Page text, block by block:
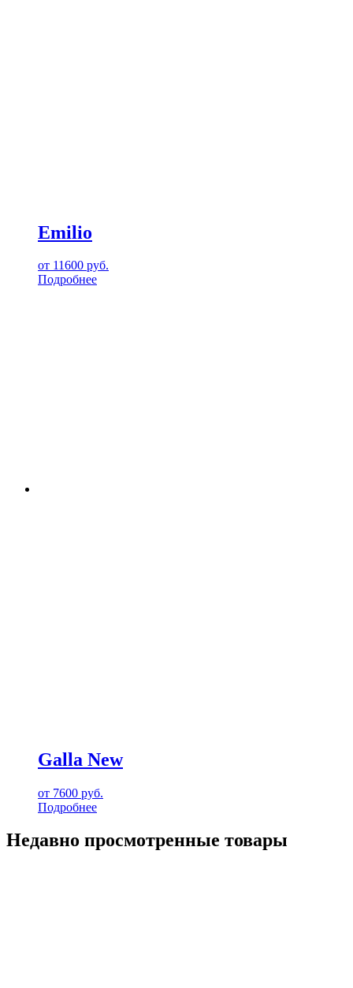
Emilio
от 11600 руб.
Подробнее
Galla New
от 7600 руб.
Подробнее
Недавно просмотренные товары